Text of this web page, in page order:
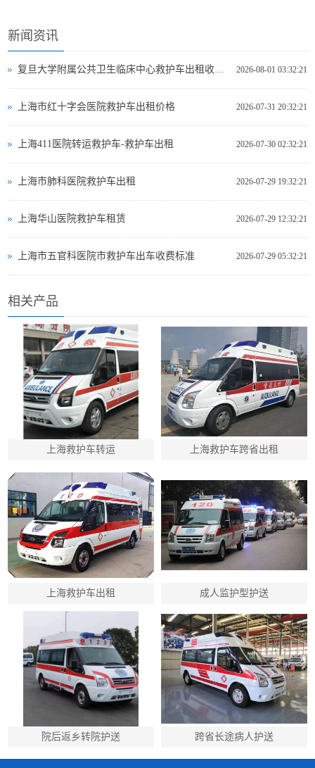
新闻资讯
2026-08-01 03:32:21
2026-07-31 20:32:21
上海市红十字会医院救护车出租价格
2026-07-30 02:32:21
上海411医院转运救护车-救护车出租
2026-07-29 19:32:21
上海市肺科医院救护车出租
2026-07-29 12:32:21
上海华山医院救护车租赁
2026-07-29 05:32:21
上海市五官科医院市救护车出车收费标准
相关产品
上海救护车转运 上海救护车跨省出租
上海救护车出租 成人监护型护送
院后返乡转院护送 跨省长途病人护送